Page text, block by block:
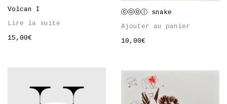
Volcan I
Lire la suite
15,00€
ⓒⓞⓞⓛ snake
Ajouter au panier
10,00€